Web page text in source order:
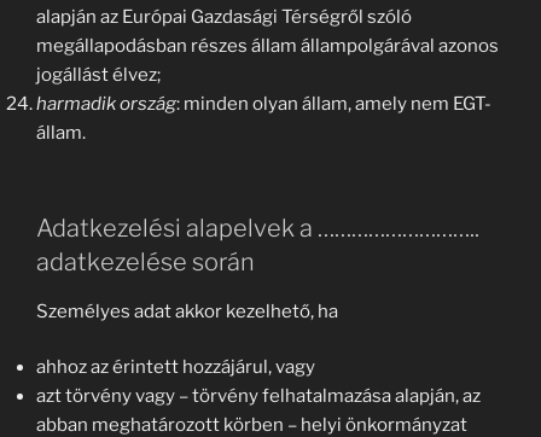
alapján az Európai Gazdasági Térségről szóló
megállapodásban részes állam állampolgárával azonos
jogállást élvez;
harmadik ország: minden olyan állam, amely nem EGT-
állam.
Adatkezelési alapelvek a ………………………..
adatkezelése során
Személyes adat akkor kezelhető, ha
ahhoz az érintett hozzájárul, vagy
azt törvény vagy – törvény felhatalmazása alapján, az
abban meghatározott körben – helyi önkormányzat